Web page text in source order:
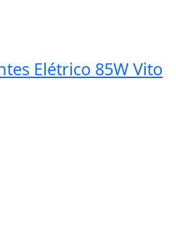
Elétrico 85W Vito